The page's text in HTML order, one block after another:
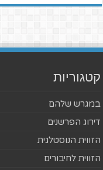
קטגוריות
במגרש שלהם
דירוג הפרשנים
הזווית הנוסטלגית
הזווית לחיבורים